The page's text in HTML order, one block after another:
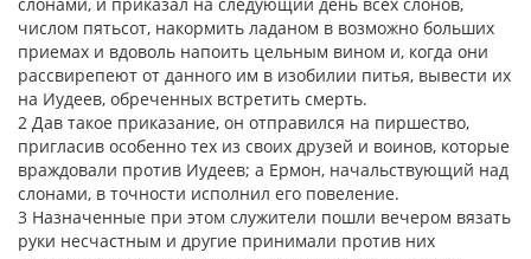
числом пятьсот, накормить ладаном в возможно больших
приемах и вдоволь напоить цельным вином и, когда они
рассвирепеют от данного им в изобилии питья, вывести их
на Иудеев, обреченных встретить смерть.
2 Дав такое приказание, он отправился на пиршество,
пригласив особенно тех из своих друзей и воинов, которые
враждовали против Иудеев; а Ермон, начальствующий над
слонами, в точности исполнил его повеление.
3 Назначенные при этом служители пошли вечером вязать
руки несчастным и другие принимали против них